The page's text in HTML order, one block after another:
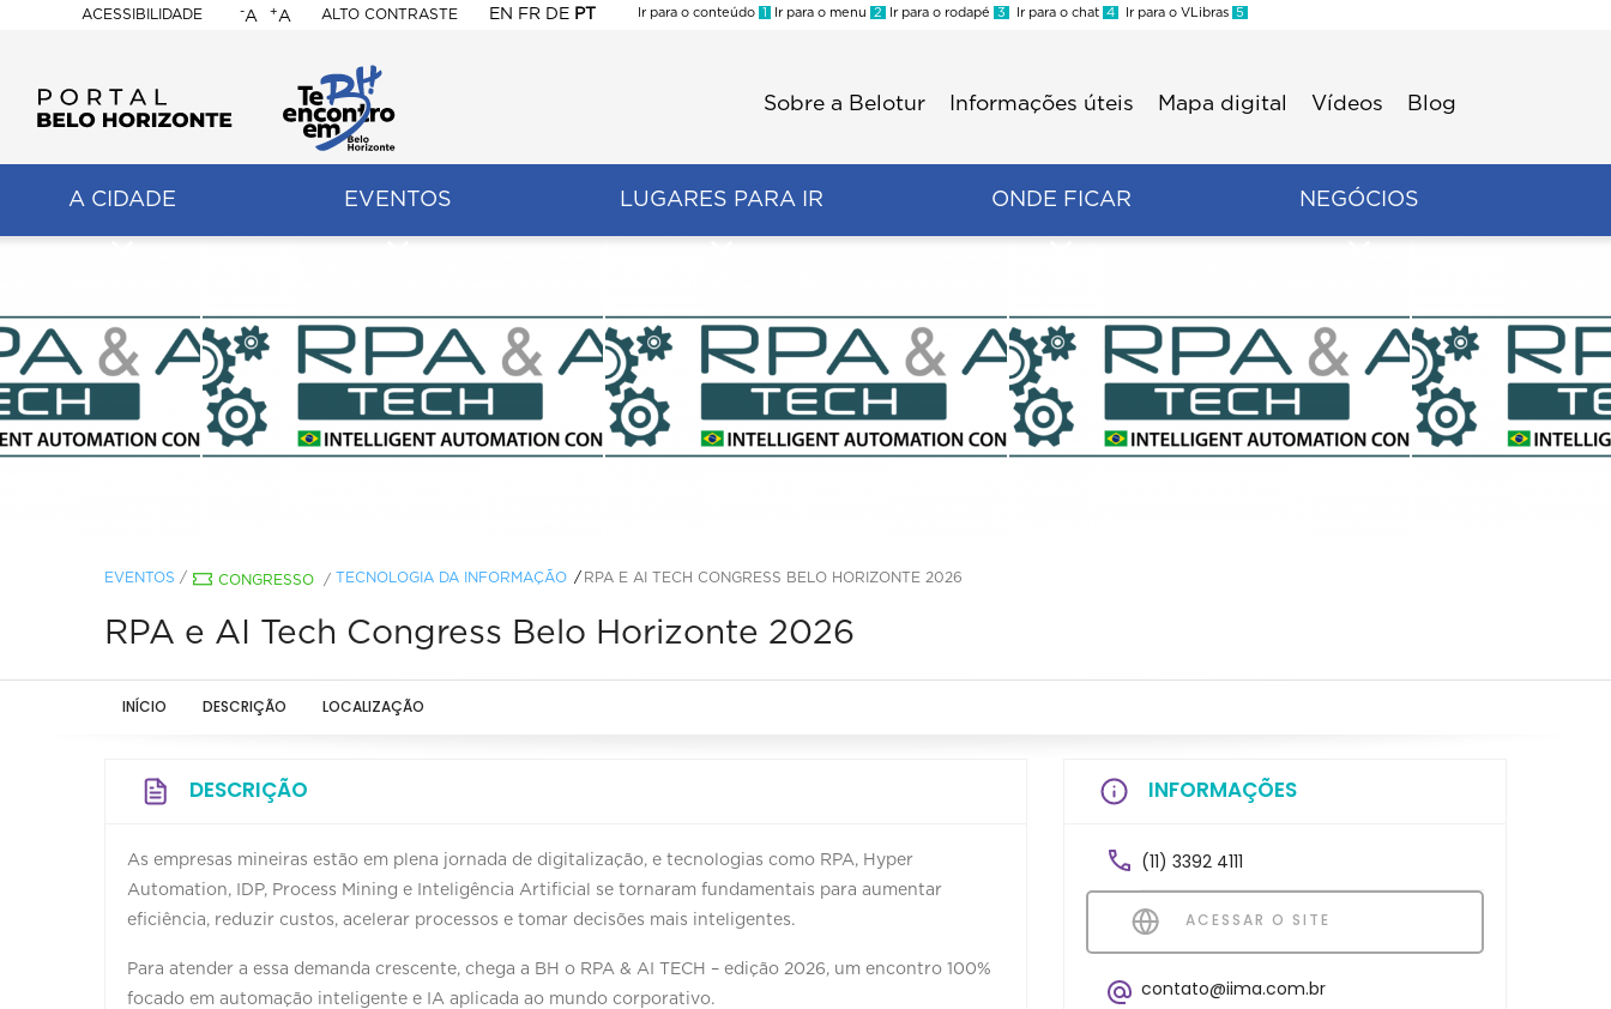
ACESSIBILIDADE
BELO
HORIZONTE
-A +A ALTO CONTRASTE EN FR DE PT
Ir para o conteúdo 1 Ir para o menu 2 Ir para o rodapé 3 Ir para o chat 4 Ir para o VLibras 5
Sobre a Belotur Informações úteis Mapa digital Vídeos Blog
A CIDADE EVENTOS LUGARES PARA IR ONDE FICAR NEGÓCIOS
EVENTOS / CONGRESSO / TECNOLOGIA DA INFORMAÇÃO RPA E AI TECH CONGRESS BELO HORIZONTE 2026
RPA e AI Tech Congress Belo Horizonte 2026
INÍCIO DESCRIÇÃO LOCALIZAÇÃO
DESCRIÇÃO
As empresas mineiras estão em plena jornada de digitalização, e tecnologias como RPA, Hyper
Automation, IDP, Process Mining e Inteligência Artificial se tornaram fundamentais para aumentar
eficiência, reduzir custos, acelerar processos e tomar decisões mais inteligentes.
Para atender a essa demanda crescente, chega a BH o RPA & AI TECH – edição 2026, um encontro 100%
focado em automação inteligente e IA aplicada ao mundo corporativo.
INFORMAÇÕES
(11) 3392 4111
ACESSAR O SITE
contato@iima.com.br